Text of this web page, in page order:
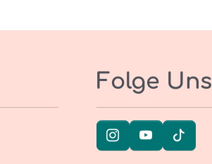
Folge Uns